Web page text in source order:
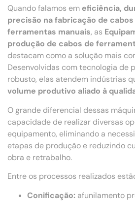
Quando falamos em eficiência,
precisão na fabricação de
ferramentas manuais, as
produção de cabos de
destacam como a solução mais
Desenvolvidas com tecnologia de
robusto, elas atendem indústrias
volume produtivo aliado à
O grande diferencial dessas
capacidade de realizar diversas
equipamento, eliminando a
etapas de produção e reduzindo
obra e retrabalho.
Entre os processos realizados
Conificação: afunilamento